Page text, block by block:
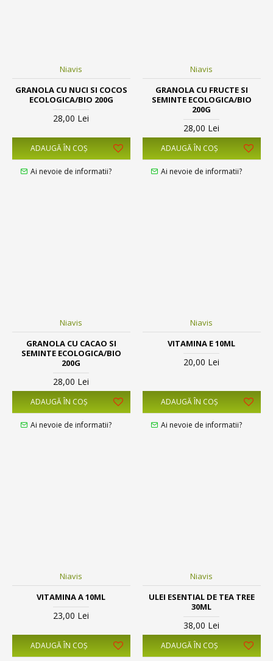
Niavis
GRANOLA CU NUCI SI COCOS
ECOLOGICA/BIO 200G
28,00 Lei
ADAUGĂ ÎN COŞ
Ai nevoie de informatii?
Niavis
GRANOLA CU FRUCTE SI
SEMINTE ECOLOGICA/BIO
200G
28,00 Lei
ADAUGĂ ÎN COŞ
Ai nevoie de informatii?
Niavis
GRANOLA CU CACAO SI
SEMINTE ECOLOGICA/BIO
200G
28,00 Lei
ADAUGĂ ÎN COŞ
Ai nevoie de informatii?
Niavis
VITAMINA E 10ML
20,00 Lei
ADAUGĂ ÎN COŞ
Ai nevoie de informatii?
Niavis
VITAMINA A 10ML
23,00 Lei
ADAUGĂ ÎN COŞ
Niavis
ULEI ESENTIAL DE TEA TREE
30ML
38,00 Lei
ADAUGĂ ÎN COŞ